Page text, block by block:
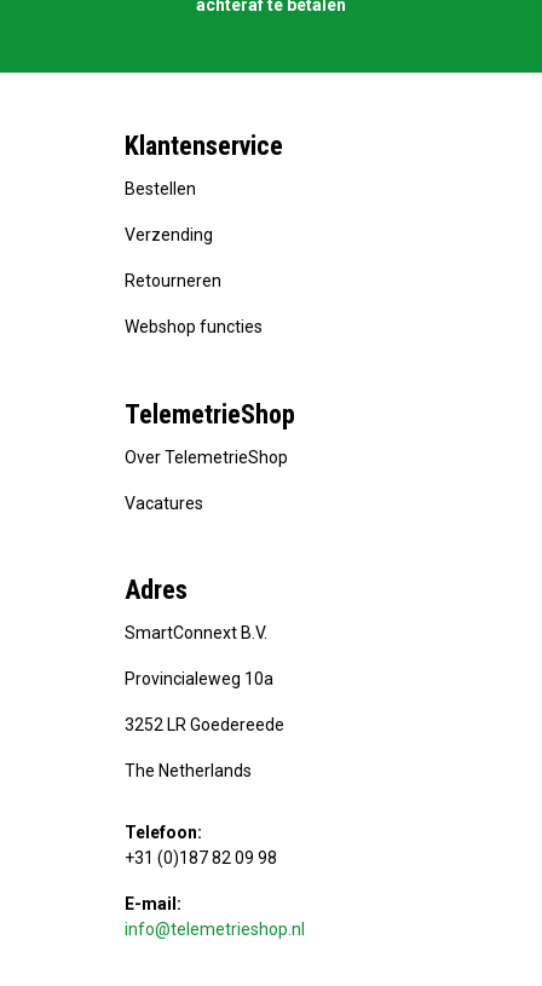
achteraf te betalen
Klantenservice
Bestellen
Verzending
Retourneren
Webshop functies
TelemetrieShop
Over TelemetrieShop
Vacatures
Adres
SmartConnext B.V.
Provincialeweg 10a
3252 LR Goedereede
The Netherlands
Telefoon:
+31 (0)187 82 09 98
E-mail:
info@telemetrieshop.nl